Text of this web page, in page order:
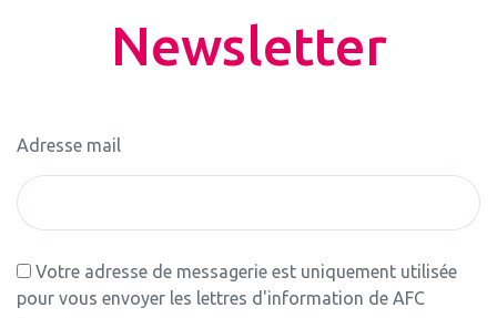
Newsletter
Adresse mail
Votre adresse de messagerie est uniquement utilisée
pour vous envoyer les lettres d'information de AFC